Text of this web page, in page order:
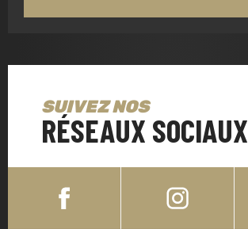
SUIVEZ NOS
RÉSEAUX SOCIAUX